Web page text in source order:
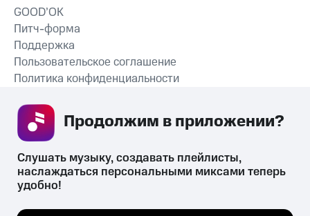
СКАЧАТЬ ПРИЛОЖЕНИЕ
GOOD’OK
Питч-форма
Поддержка
Пользовательское соглашение
Политика конфиденциальности
психотропных веществ, их аналогов причиняет вред здоровью,
Слушать музыку, создавать плейлисты,
наслаждаться персональными миксами теперь
удобно!